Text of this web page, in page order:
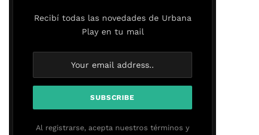
Recibí todas las novedades de Urbana
Play en tu mail
Al registrarse, acepta nuestros términos y